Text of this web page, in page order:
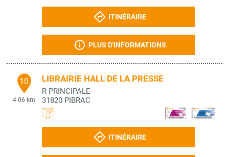
ITINÉRAIRE
PLUS D'INFORMATIONS
10
4.06 km
LIBRAIRIE HALL DE LA PRESSE
R PRINCIPALE
31820 PIBRAC
ITINÉRAIRE